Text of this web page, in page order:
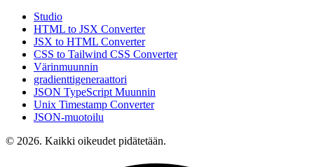
Studio
HTML to JSX Converter
JSX to HTML Converter
CSS to Tailwind CSS Converter
Värinmuunnin
gradienttigeneraattori
JSON TypeScript Muunnin
Unix Timestamp Converter
JSON-muotoilu
© 2026. Kaikki oikeudet pidätetään.